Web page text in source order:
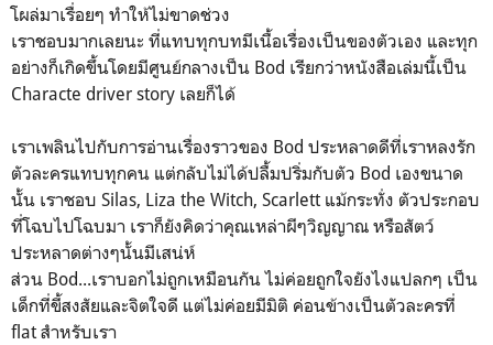
โผล่มาเรื่อยๆ ทำให้ไม่ขาดช่วง
เราชอบมากเลยนะ ที่แทบทุกบทมีเนื้อเรื่องเป็นของตัวเอง และทุก
อย่างก็เกิดขึ้นโดยมีศูนย์กลางเป็น Bod เรียกว่าหนังสือเล่มนี้เป็น
Characte driver story เลยก็ได้
เราเพลินไปกับการอ่านเรื่องราวของ Bod ประหลาดดีที่เราหลงรัก
ตัวละครแทบทุกคน แต่กลับไม่ได้ปลื้มปริ่มกับตัว Bod เองขนาด
นั้น เราชอบ Silas, Liza the Witch, Scarlett แม้กระทั่ง ตัวประกอบ
ที่โฉบไปโฉบมา เราก็ยังคิดว่าคุณเหล่าผีๆวิญญาณ หรือสัตว์
ประหลาดต่างๆนั้นมีเสน่ห์
ส่วน Bod...เราบอกไม่ถูกเหมือนกัน ไม่ค่อยถูกใจยังไงแปลกๆ เป็น
เด็กที่ขี้สงสัยและจิตใจดี แต่ไม่ค่อยมีมิติ ค่อนข้างเป็นตัวละครที่
flat สำหรับเรา